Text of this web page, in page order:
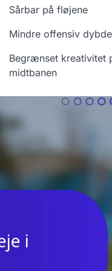
Sårbar på fløjene
Mindre offensiv dybde
Begrænset kreativitet
midtbanen